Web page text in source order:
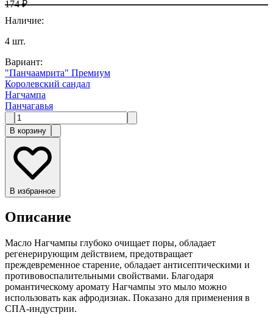
174 ₽
Наличие:
4 шт.
Вариант:
"Панчаамрита" Премиум
Королевский сандал
Нагчампа
Панчагавья
В корзину
В избранное
Описание
Масло Нагчампы глубоко очищает поры, обладает
регенерирующим действием, предотвращает
преждевременное старение, обладает антисептическими и
противовоспалительными свойствами. Благодаря
романтическому аромату Нагчампы это мыло можно
использовать как афродизиак. Показано для применения в
СПА-индустрии.